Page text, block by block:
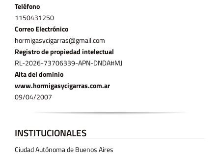
Teléfono
11­50431250
Correo Electrónico
hormigasycigarras@gmail.com
Registro de propiedad intelectual
RL-2026-73706339-APN-DNDA#MJ
Alta del dominio
www.hormigasycigarras.com.ar
09/04/2007
INSTITUCIONALES
Ciudad Autónoma de Buenos Aires